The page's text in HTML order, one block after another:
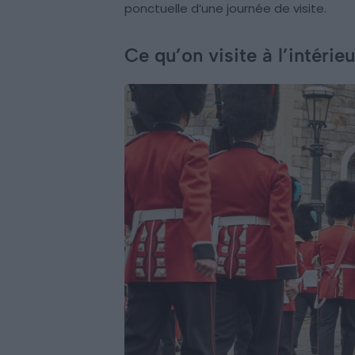
ponctuelle d’une journée de visite.
Ce qu’on visite à